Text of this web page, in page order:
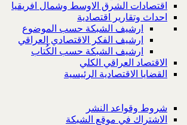
اقتصادات الشرق الاوسط وشمال افريقيا
احداث وتقارير اقتصادية
ارشيف الشبكة حسب الموضوع
ارشيف الفكر الاقتصادي العراقي
ارشيف الشبكة حسب الكُتاب
الاقتصاد العراقي الكلي
القضايا الاقتصادية الرئيسية
شروط وقواعد النشر
الاشتراك في موقع الشبكة